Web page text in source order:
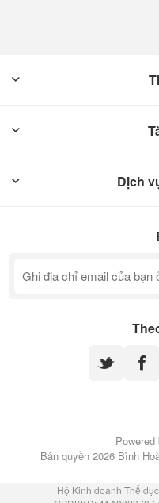
Dịch
Powered
Bản quyền 2026 Bình
Hộ Kinh doanh Thể